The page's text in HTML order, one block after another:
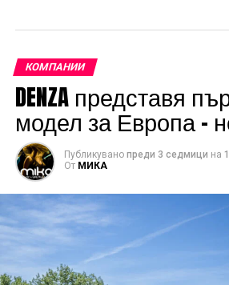
КОМПАНИИ
DENZA представя
модел за Европа –
Публикувано преди 3 седмици на
От МИКА